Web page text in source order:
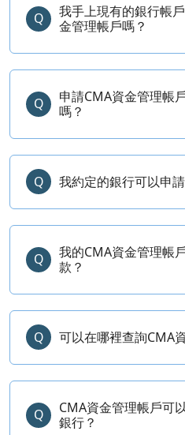
Q
我手上現有的銀行帳
金管理帳戶嗎？
Q
申請CMA資金管理帳
嗎？
Q 我約定的銀行可以申
Q
我的CMA資金管理帳
款？
Q 可以在哪裡查詢CMA
Q
CMA資金管理帳戶可
銀行？